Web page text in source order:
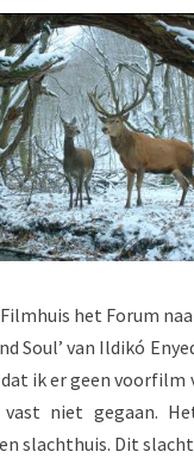
W
O
N
E
L
I
E
F
D
E
E
S
C
H
I
het Forum
Soul’ van Ildikó
ik er geen voorfilm
niet gegaan.
slachthuis. Dit